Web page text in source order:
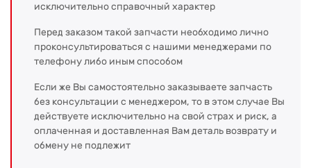
исключительно справочный характер
Перед заказом такой запчасти необходимо лично
проконсультироваться с нашими менеджерами по
телефону либо иным способом
Если же Вы самостоятельно заказываете запчасть
без консультации с менеджером, то в этом случае Вы
действуете исключительно на свой страх и риск, а
оплаченная и доставленная Вам деталь возврату и
обмену не подлежит